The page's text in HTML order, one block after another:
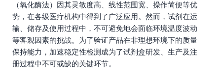
（氧化酶法）因其灵敏度高、线性范围宽、操作简便等优
势，在各级医疗机构中得到了广泛应用。然而，试剂在运
输、储存及使用过程中，不可避免地会面临环境温度波动
等客观因素的挑战。为了验证产品在非理想环境下的质量
保持能力，加速稳定性检测成为了试剂盒研发、生产及注
册过程中不可或缺的关键环节。